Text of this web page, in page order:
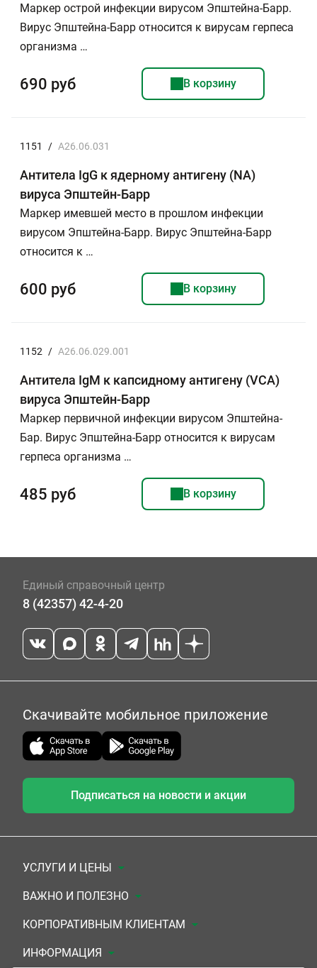
Маркер острой инфекции вирусом Эпштейна-Барр.
Вирус Эпштейна-Барр относится к вирусам герпеса
организма …
690 руб В корзину
1151 / A26.06.031
Антитела IgG к ядерному антигену (NA)
вируса Эпштейн-Барр
Маркер имевшей место в прошлом инфекции
вирусом Эпштейна-Барр. Вирус Эпштейна-Барр
относится к …
600 руб В корзину
1152 / A26.06.029.001
Антитела IgМ к капсидному антигену (VCA)
вируса Эпштейн-Барр
Маркер первичной инфекции вирусом Эпштейна-
Бар. Вирус Эпштейна-Барр относится к вирусам
герпеса организма …
485 руб В корзину
Единый справочный центр
8 (42357) 42-4-20
Скачивайте мобильное приложение
Подписаться на новости и акции
УСЛУГИ И ЦЕНЫ
Анализы
Комплексы
УЗИ
ВАЖНО И ПОЛЕЗНО
Документы для заключения договора
Система скидок
КОРПОРАТИВНЫМ КЛИЕНТАМ
Медицинским организациям
ИНФОРМАЦИЯ